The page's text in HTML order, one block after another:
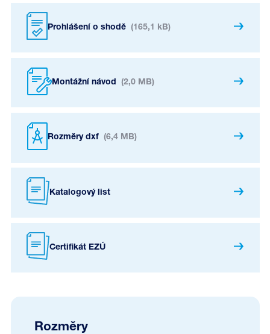
Prohlášení o shodě (165,1 kB)
Montážní návod (2,0 MB)
Rozměry dxf (6,4 MB)
Katalogový list
Certifikát EZÚ
Rozměry